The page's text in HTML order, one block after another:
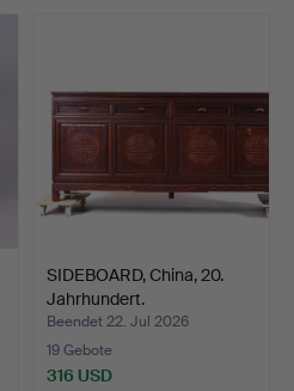
SIDEBOARD, China, 20.
Jahrhundert.
Beendet 22. Jul 2026
19 Gebote
316 USD